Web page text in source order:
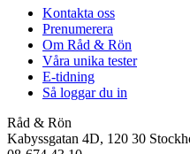
Kontakta oss
Prenumerera
Om Råd & Rön
Våra unika tester
E-tidning
Så loggar du in
Råd & Rön
Kabyssgatan 4D, 120 30